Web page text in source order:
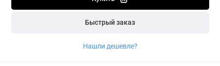
Быстрый заказ
Нашли дешевле?